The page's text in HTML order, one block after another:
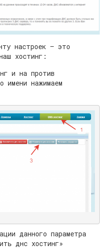
настроек — это
хостинг:
и на против
имени нажимаем
данного параметра
днс хостинг»